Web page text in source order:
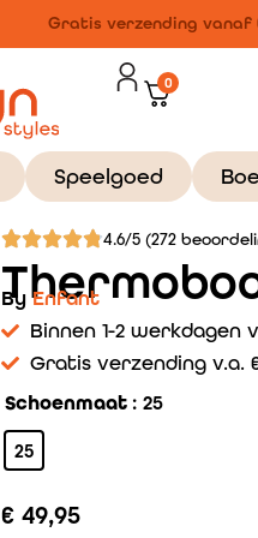
Gratis verzending vanaf
0
Speelgoed
4.6/5 (272
ByEnfant
Binnen 1-2 werkdagen
Gratis verzending v.a.
Schoenmaat : 25
25
€ 49,95